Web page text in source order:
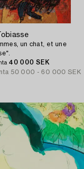
un chat, et une
40 000 SEK
50 000 - 60 000 SEK